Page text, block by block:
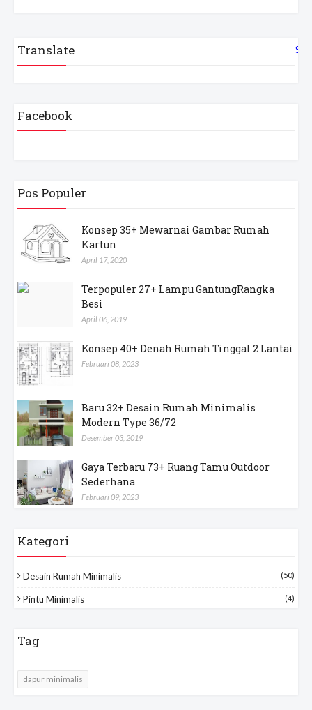
Translate
Facebook
Pos Populer
Konsep 35+ Mewarnai Gambar Rumah
Kartun
April 17, 2020
Terpopuler 27+ Lampu GantungRangka
Besi
April 06, 2019
Konsep 40+ Denah Rumah Tinggal 2 Lantai
Februari 08, 2023
Baru 32+ Desain Rumah Minimalis
Modern Type 36/72
Desember 03, 2019
Gaya Terbaru 73+ Ruang Tamu Outdoor
Sederhana
Februari 09, 2023
Kategori
Desain Rumah Minimalis (50)
Pintu Minimalis (4)
Tag
dapur minimalis